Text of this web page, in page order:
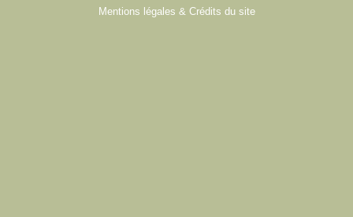
Mentions légales & Crédits du site